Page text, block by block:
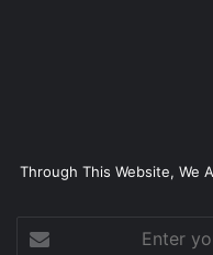
Through This Website, We
your